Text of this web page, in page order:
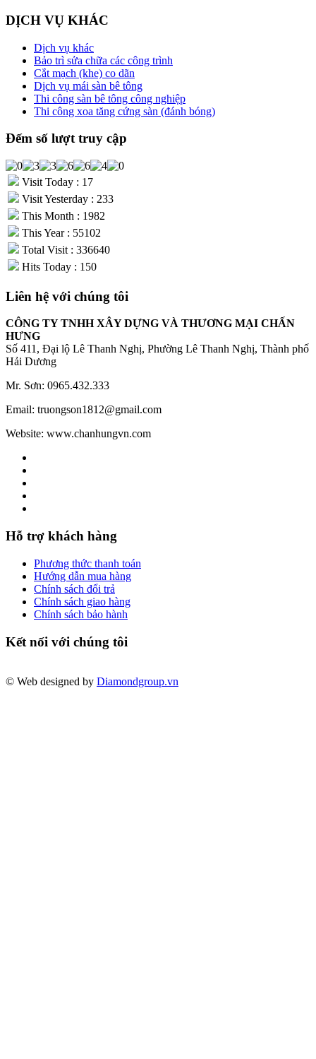
DỊCH VỤ KHÁC
Dịch vụ khác
Bảo trì sửa chữa các công trình
Cắt mạch (khe) co dãn
Dịch vụ mái sàn bê tông
Thi công sàn bê tông công nghiệp
Thi công xoa tăng cứng sàn (đánh bóng)
Đếm số lượt truy cập
Visit Today : 17
Visit Yesterday : 233
This Month : 1982
This Year : 55102
Total Visit : 336640
Hits Today : 150
Liên hệ với chúng tôi
CÔNG TY TNHH XÂY DỰNG VÀ THƯƠNG MẠI CHẤN
HƯNG
Số 411, Đại lộ Lê Thanh Nghị, Phường Lê Thanh Nghị, Thành phố
Hải Dương
Mr. Sơn: 0965.432.333
Email: truongson1812@gmail.com
Website: www.chanhungvn.com
Hỗ trợ khách hàng
Phương thức thanh toán
Hướng dẫn mua hàng
Chính sách đổi trả
Chính sách giao hàng
Chính sách bảo hành
Kết nối với chúng tôi
© Web designed by Diamondgroup.vn